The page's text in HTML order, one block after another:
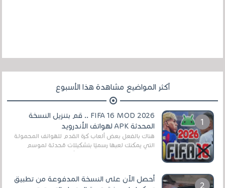
أكثر المواضيع مشاهدة هذا الأسبوع
FIFA 16 MOD 2026 .. قم بتنزيل النسخة
المحدثة APK لهواتف الأندرويد
هناك بالفعل بعض ألعاب كرة القدم للهواتف المحمولة
التي يمكنك لعبها رسميًا بتشكيلات مُحدثة لموسم
أحصل الآن على النسخة المدفوعة من تطبيق